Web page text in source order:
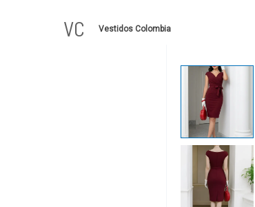
VC Vestidos Colombia